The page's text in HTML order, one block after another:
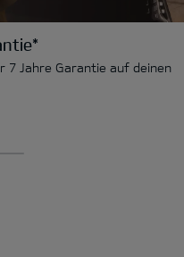
7 Jahre Garantie auf deinen